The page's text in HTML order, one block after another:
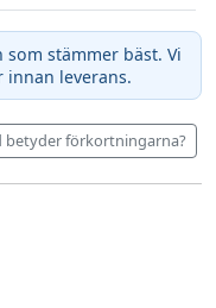
som stämmer bäst. Vi
leverans.
betyder förkortningarna?